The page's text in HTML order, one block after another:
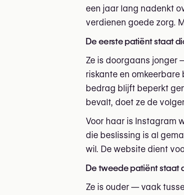
een jaar lang nadenkt
verdienen goede zorg.
De eerste patiënt staat
Ze is doorgaans jonger
riskante en
bedrag blijft beperkt
bevalt, doet ze de
Voor haar is Instagram
die beslissing is al
wil. De website dient
De tweede patiënt staat
Ze is ouder — vaak